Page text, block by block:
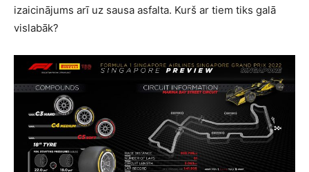
izaicinājums arī uz sausa asfalta. Kurš ar tiem tiks galā
vislabāk?